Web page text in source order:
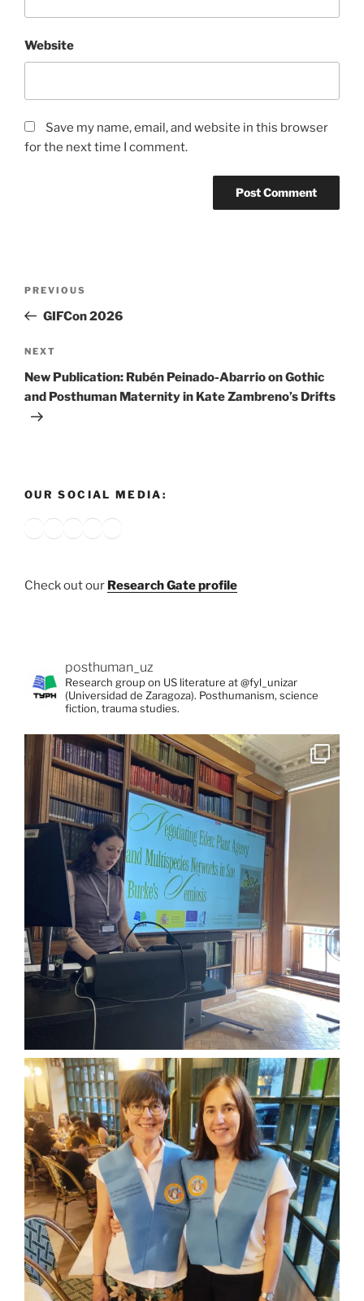
Website
Save my name, email, and website in this browser
for the next time I comment.
Previous
Post
PREVIOUS
GIFCon 2026
Next
Post
NEXT
New Publication: Rubén Peinado-Abarrio on Gothic
and Posthuman Maternity in Kate Zambreno’s Drifts
OUR SOCIAL MEDIA:
Bluesky
X Instagram
YouTube
Google
Check out our Research Gate profile
posthuman_uz
Research group on US literature at @fyl_unizar
(Universidad de Zaragoza). Posthumanism, science
fiction, trauma studies.